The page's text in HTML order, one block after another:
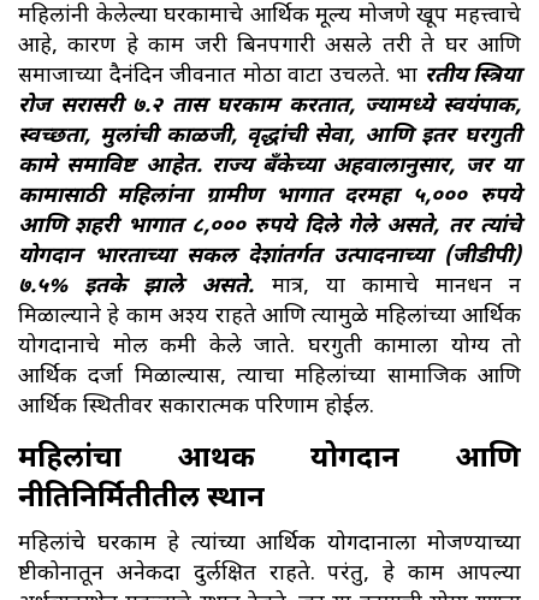
महिलांनी केलेल्या घरकामाचे आर्थिक मूल्य मोजणे खूप महत्त्वाचे
आहे, कारण हे काम जरी बिनपगारी असले तरी ते घर आणि
समाजाच्या दैनंदिन जीवनात मोठा वाटा उचलते. भा रतीय स्त्रिया
रोज सरासरी ७.२ तास घरकाम करतात, ज्यामध्ये स्वयंपाक,
स्वच्छता, मुलांची काळजी, वृद्धांची सेवा, आणि इतर घरगुती
कामे समाविष्ट आहेत. राज्य बँकेच्या अहवालानुसार, जर या
कामासाठी महिलांना ग्रामीण भागात दरमहा ५,००० रुपये
आणि शहरी भागात ८,००० रुपये दिले गेले असते, तर त्यांचे
योगदान भारताच्या सकल देशांतर्गत उत्पादनाच्या (जीडीपी)
७.५% इतके झाले असते.
मात्र, या कामाचे मानधन न
मिळाल्याने हे काम अदृश्य राहते आणि त्यामुळे महिलांच्या आर्थिक
योगदानाचे मोल कमी केले जाते. घरगुती कामाला योग्य तो
आर्थिक दर्जा मिळाल्यास, त्याचा महिलांच्या सामाजिक आणि
आर्थिक स्थितीवर सकारात्मक परिणाम होईल.
महिलांचा आर्थिक योगदान आणि
नीतिनिर्मितीतील स्थान
महिलांचे घरकाम हे त्यांच्या आर्थिक योगदानाला मोजण्याच्या
दृष्टीकोनातून अनेकदा दुर्लक्षित राहते. परंतु, हे काम आपल्या